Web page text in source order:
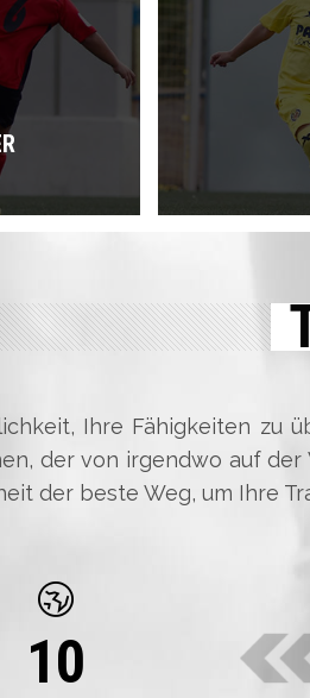
Ihre Fähigkeiten zu
der von irgendwo auf
der beste Weg, um Ihre
10